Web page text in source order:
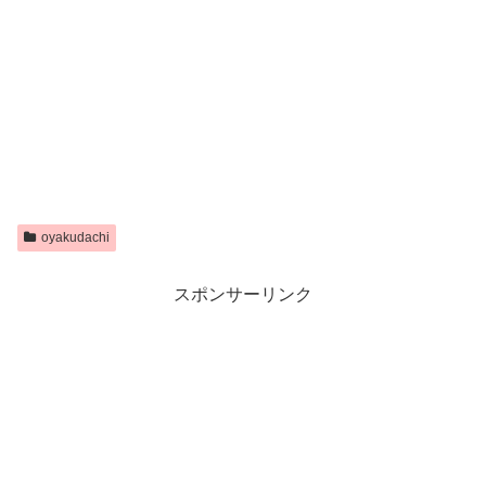
oyakudachi
スポンサーリンク